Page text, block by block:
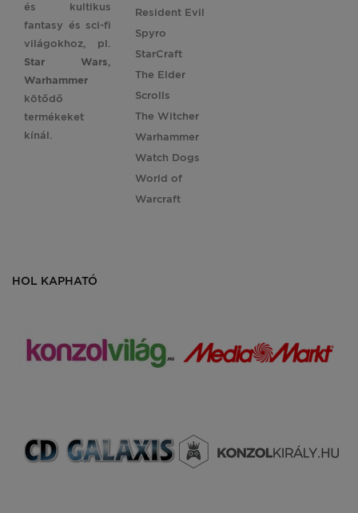
és kultikus
fantasy és sci-fi
világokhoz, pl.
Star
Wars,
Warhammer
kötődő
termékeket
kínál.
Resident Evil
Spyro
StarCraft
The Elder
Scrolls
The Witcher
Warhammer
Watch Dogs
World of
Warcraft
HOL KAPHATÓ